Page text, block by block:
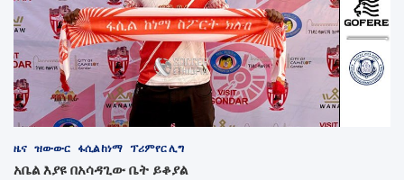
ዜና ዝውውር ፋሲል ከነማ ፕሪምየር ሊግ
አቤል እያዩ በአሳዳጊው ቤት ይቆያል